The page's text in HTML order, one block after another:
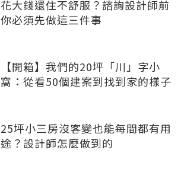
花大錢還住不舒服？諮詢設計師前
你必須先做這三件事
【開箱】我們的20坪「川」字小
窩：從看50個建案到找到家的樣子
25坪小三房沒客變也能每間都有用
途？設計師怎麼做到的